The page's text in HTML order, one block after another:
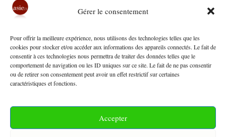
Gérer le consentement
Pour offrir la meilleure expérience, nous utilisons des technologies telles que les
cookies pour stocker et/ou accéder aux informations des appareils connectés. Le fait de
consentir à ces technologies nous permettra de traiter des données telles que le
comportement de navigation ou les ID uniques sur ce site. Le fait de ne pas consentir
ou de retirer son consentement peut avoir un effet restrictif sur certaines
caractéristiques et fonctions.
Accepter
Finaldées EURL
Siège social : 13 avenue Boudon, 75016, Paris
Nous contacter
Conditions Générales de Vente
Politique de Confidentialité